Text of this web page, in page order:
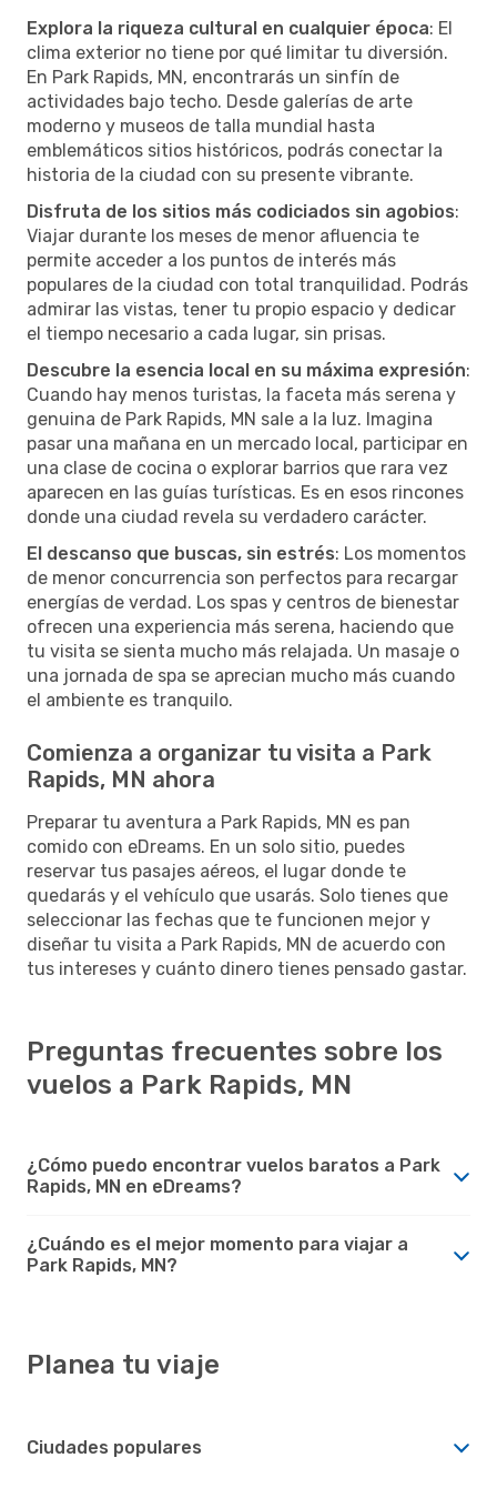
Explora la riqueza cultural en cualquier época: El
clima exterior no tiene por qué limitar tu diversión.
En Park Rapids, MN, encontrarás un sinfín de
actividades bajo techo. Desde galerías de arte
moderno y museos de talla mundial hasta
emblemáticos sitios históricos, podrás conectar la
historia de la ciudad con su presente vibrante.
Disfruta de los sitios más codiciados sin agobios:
Viajar durante los meses de menor afluencia te
permite acceder a los puntos de interés más
populares de la ciudad con total tranquilidad. Podrás
admirar las vistas, tener tu propio espacio y dedicar
el tiempo necesario a cada lugar, sin prisas.
Descubre la esencia local en su máxima expresión:
Cuando hay menos turistas, la faceta más serena y
genuina de Park Rapids, MN sale a la luz. Imagina
pasar una mañana en un mercado local, participar en
una clase de cocina o explorar barrios que rara vez
aparecen en las guías turísticas. Es en esos rincones
donde una ciudad revela su verdadero carácter.
El descanso que buscas, sin estrés: Los momentos
de menor concurrencia son perfectos para recargar
energías de verdad. Los spas y centros de bienestar
ofrecen una experiencia más serena, haciendo que
tu visita se sienta mucho más relajada. Un masaje o
una jornada de spa se aprecian mucho más cuando
el ambiente es tranquilo.
Comienza a organizar tu visita a Park
Rapids, MN ahora
Preparar tu aventura a Park Rapids, MN es pan
comido con eDreams. En un solo sitio, puedes
reservar tus pasajes aéreos, el lugar donde te
quedarás y el vehículo que usarás. Solo tienes que
seleccionar las fechas que te funcionen mejor y
diseñar tu visita a Park Rapids, MN de acuerdo con
tus intereses y cuánto dinero tienes pensado gastar.
Preguntas frecuentes sobre los
vuelos a Park Rapids, MN
¿Cómo puedo encontrar vuelos baratos a Park
Rapids, MN en eDreams?
¿Cuándo es el mejor momento para viajar a
Park Rapids, MN?
Planea tu viaje
Ciudades populares